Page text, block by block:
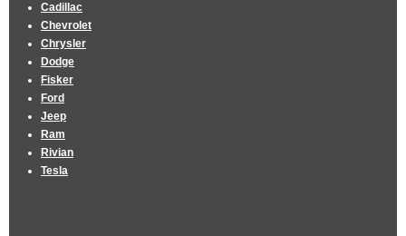
Cadillac
Chevrolet
Chrysler
Dodge
Fisker
Ford
Jeep
Ram
Rivian
Tesla